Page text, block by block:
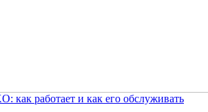
как работает и как его обслуживать